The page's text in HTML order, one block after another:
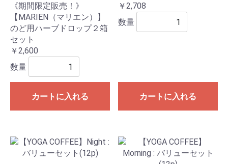
《期間限定販売！》
【MARIEN（マリエン）】
のど用ハーブドロップ２箱
セット
￥2,600
数量
カートに入れる
￥2,708
数量
カートに入れる